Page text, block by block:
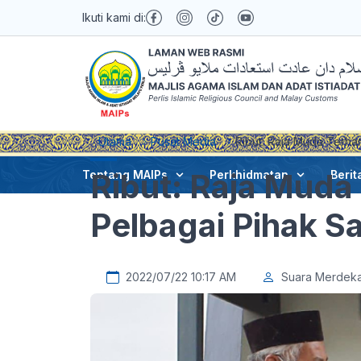
Ikuti kami di:
Tentang MAIPs Perkhidmatan
Utama Pusat Media Ribut: Raja Muda
Ribut: Raja
Pelbagai Pihak
2022/07/22 10:17 AM Suara